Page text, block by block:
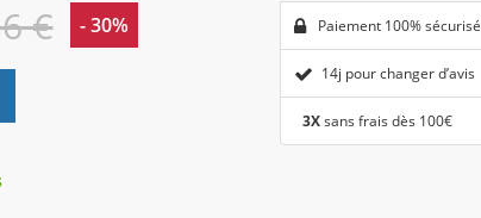
€ - 30% Paiement 100% sécurisé
14j pour changer d’avis
3Xsans frais dès 100€